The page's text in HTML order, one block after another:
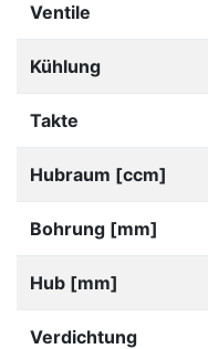
Ventile
Kühlung
Takte
Hubraum [ccm]
Bohrung [mm]
Hub [mm]
Verdichtung